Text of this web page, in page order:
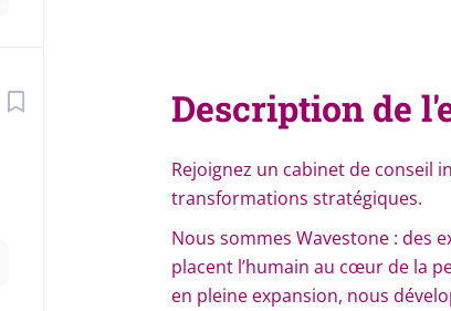
Description de
Rejoignez un cabinet de conseil
transformations stratégiques.
Nous sommes Wavestone : des
placent l’humain au cœur de la
en pleine expansion, nous